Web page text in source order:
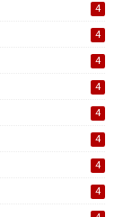
4
4
4
4
4
4
4
4